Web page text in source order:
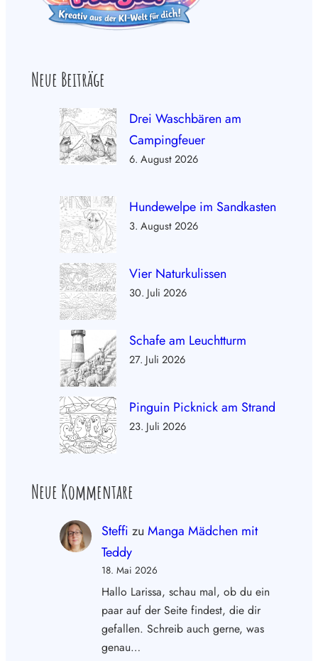
Neue Beiträge
Drei Waschbären am
Campingfeuer
6. August 2026
Hundewelpe im Sandkasten
3. August 2026
Vier Naturkulissen
30. Juli 2026
Schafe am Leuchtturm
27. Juli 2026
Pinguin Picknick am Strand
23. Juli 2026
Neue Kommentare
Steffi zu Manga Mädchen mit
Teddy
18. Mai 2026
Hallo Larissa, schau mal, ob du ein
paar auf der Seite findest, die dir
gefallen. Schreib auch gerne, was
genau…